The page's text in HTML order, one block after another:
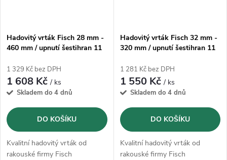
Hadovitý vrták Fisch 28 mm -
460 mm / upnutí šestihran 11
1 329 Kč bez DPH
1 608 Kč/ ks
Skladem do 4 dnů
DO KOŠÍKU
Kvalitní hadovitý vrták od
rakouské firmy Fisch
Hadovitý vrták Fisch 32 mm -
320 mm / upnutí šestihran 11
1 281 Kč bez DPH
1 550 Kč/ ks
Skladem do 4 dnů
DO KOŠÍKU
Kvalitní hadovitý vrták od
rakouské firmy Fisch